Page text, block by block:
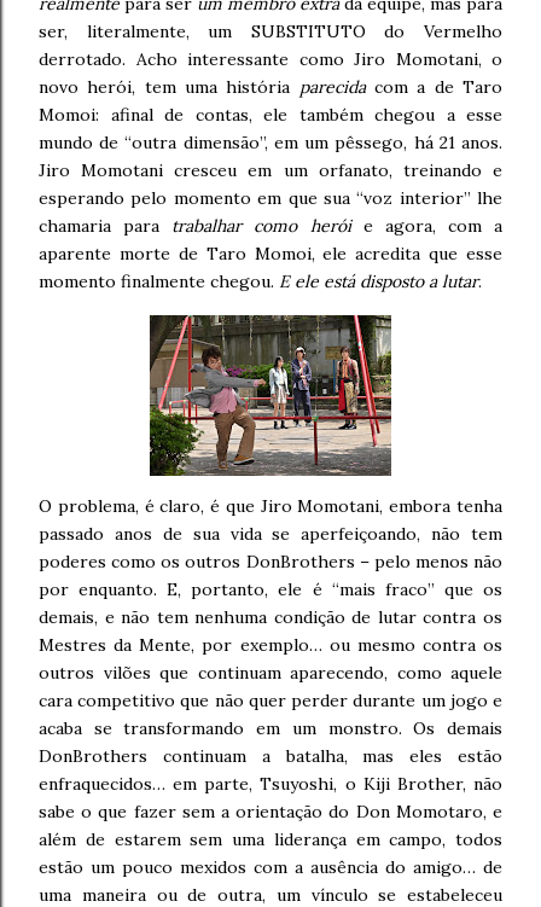
ser, literalmente, um SUBSTITUTO do Vermelho
derrotado. Acho interessante como Jiro Momotani, o
novo herói, tem uma história parecidacom a de Taro
Momoi: afinal de contas, ele também chegou a esse
mundo de “outra dimensão”, em um pêssego, há 21 anos.
Jiro Momotani cresceu em um orfanato, treinando e
esperando pelo momento em que sua “voz interior” lhe
chamaria para trabalhar como heróie agora, com a
aparente morte de Taro Momoi, ele acredita que esse
momento finalmente chegou. E ele está disposto a lutar.
O problema, é claro, é que Jiro Momotani, embora tenha
passado anos de sua vida se aperfeiçoando, não tem
poderes como os outros DonBrothers – pelo menos não
por enquanto. E, portanto, ele é “mais fraco” que os
demais, e não tem nenhuma condição de lutar contra os
Mestres da Mente, por exemplo… ou mesmo contra os
outros vilões que continuam aparecendo, como aquele
cara competitivo que não quer perder durante um jogo e
acaba se transformando em um monstro. Os demais
DonBrothers continuam a batalha, mas eles estão
enfraquecidos… em parte, Tsuyoshi, o Kiji Brother, não
sabe o que fazer sem a orientação do Don Momotaro, e
além de estarem sem uma liderança em campo, todos
estão um pouco mexidos com a ausência do amigo… de
uma maneira ou de outra, um vínculo se estabeleceu